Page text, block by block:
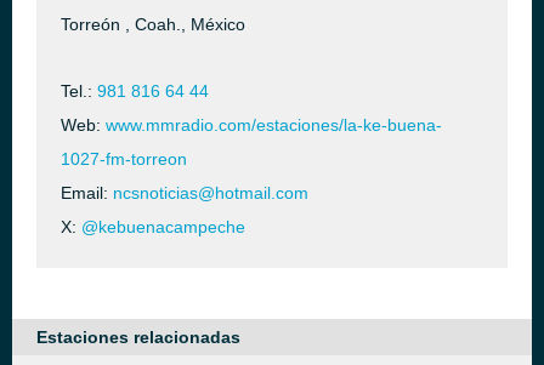
Torreón , Coah., México
Tel.: 981 816 64 44
Web: www.mmradio.com/estaciones/la-ke-buena-
1027-fm-torreon
Email: ncsnoticias@hotmail.com
X: @kebuenacampeche
Estaciones relacionadas